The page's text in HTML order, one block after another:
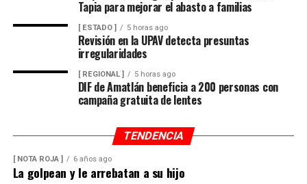
Tapia para mejorar el abasto a familias
[ ESTADO ] 5 horas ago
Revisión en la UPAV detecta presuntas
irregularidades
[ REGIONAL ] 5 horas ago
DIF de Amatlán beneficia a 200 personas con
campaña gratuita de lentes
TENDENCIA
[ NOTA ROJA ] 6 años ago
La golpean y le arrebatan a su hijo